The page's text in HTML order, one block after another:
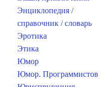
Энциклопедия /
справочник / словарь
Эротика
Этика
Юмор
Юмор. Программистов